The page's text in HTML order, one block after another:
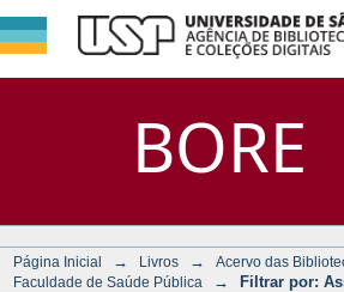
BORE
Filtrar
Assunto
DSpace/Manakin +
Página Inicial → Livros → Acervo das
Faculdade de Saúde Pública
→ Filtrar por: